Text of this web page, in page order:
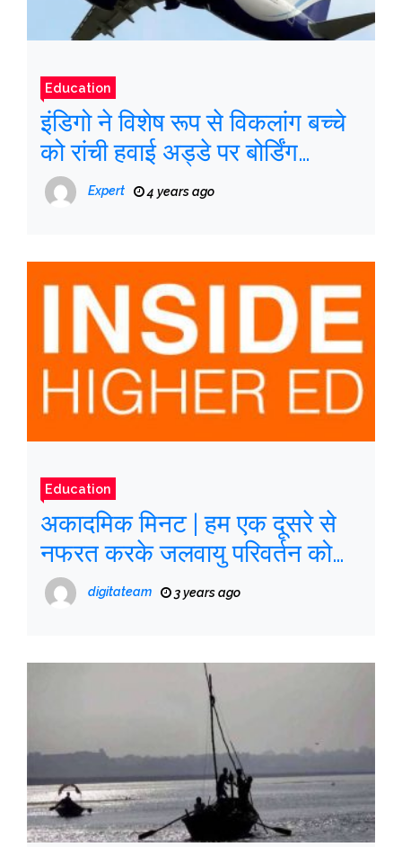
Education
इंडिगो ने विशेष रूप से विकलांग बच्चे
को रांची हवाई अड्डे पर बोर्डिंग
फ्लाइट से ‘घबराहट’ के लिए
प्रतिबंधित किया; डीजीसीए ने शुरू की
Expert 4 years ago
Education
अकादमिक मिनट | हम एक दूसरे से
नफरत करके जलवायु परिवर्तन को
नहीं रोक सकते
digitateam 3 years ago